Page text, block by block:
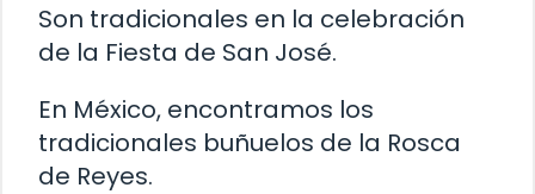
Son tradicionales en la celebración
de la Fiesta de San José.
En México, encontramos los
tradicionales buñuelos de la Rosca
de Reyes.